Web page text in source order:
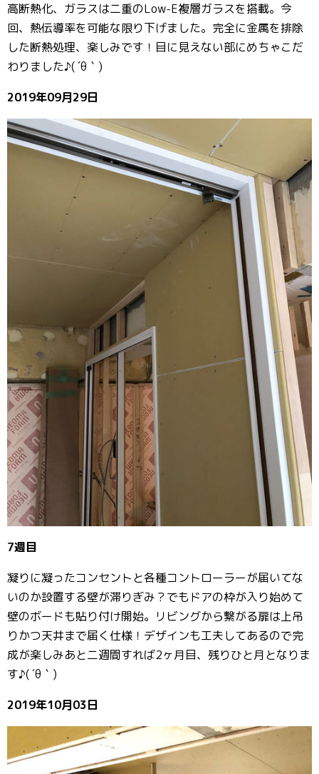
高断熱化、ガラスは二重のLow-E複層ガラスを搭載。今
回、熱伝導率を可能な限り下げました。完全に金属を排除
した断熱処理、楽しみです！目に見えない部にめちゃこだ
わりました♪( ´θ｀)
2019年09月29日
7週目
凝りに凝ったコンセントと各種コントローラーが届いてな
いのか設置する壁が滞りぎみ？でもドアの枠が入り始めて
壁のボードも貼り付け開始。リビングから繋がる扉は上吊
りかつ天井まで届く仕様！デザインも工夫してあるので完
成が楽しみあと二週間すれば2ヶ月目、残りひと月となりま
す♪( ´θ｀)
2019年10月03日